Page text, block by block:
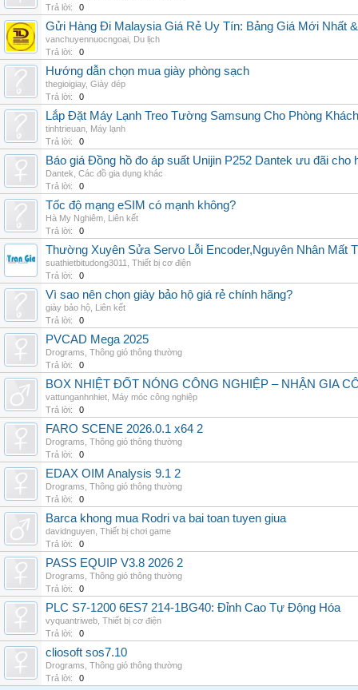
Trả lời:
0
Gửi Hàng Đi Malaysia Giá Rẻ Uy Tín: Bảng Giá Mới Nhất
vanchuyennuocngoai Du lịch
Trả lời:
0
Hướng dẫn chọn mua giày phòng sạch
thegioigiay, Giày dép
Trả lời:
0
Lắp Đặt Máy Lạnh Treo Tường Samsung Cho Phòng Khách
tinhtrieuan Máy lạnh
Trả lời:
0
Báo giá Đồng hồ đo áp suất Unijin P252 Dantek ưu đãi cho
Dantek Các đồ gia dụng khác
Trả lời:
0
Tốc độ mạng eSIM có mạnh không?
Hà My Nghiêm Liên kết
Trả lời:
0
Thường Xuyên Sửa Servo Lỗi Encoder,Nguyên Nhân Mất
suathietbitudong3011
Thiết bị cơ điện
Trả lời:
0
Vì sao nên chọn giày bảo hộ giá rẻ chính hãng?
giày bảo hộ Liên kết
Trả lời:
0
PVCAD Mega 2025
Drograms Thông gió thông thường
Trả lời:
0
BOX NHIỆT ĐỐT NÓNG CÔNG NGHIỆP – NHẬN GIA
vattunganhnhiet Máy móc công nghiệp
Trả lời:
0
FARO SCENE 2026.0.1 x64 2
Drograms Thông gió thông thường
Trả lời:
0
EDAX OIM Analysis 9.1 2
Drograms Thông gió thông thường
Trả lời:
0
Barca khong mua Rodri va bai toan tuyen giua
davidnguyen Thiết bị chơi game
Trả lời:
0
PASS EQUIP V3.8 2026 2
Drograms Thông gió thông thường
Trả lời:
0
PLC S7-1200 6ES7 214-1BG40: Đỉnh Cao Tự Động Hóa
vyquantriweb Thiết bị cơ điện
Trả lời:
0
cliosoft sos7.10
Drograms Thông gió thông thường
Trả lời:
0